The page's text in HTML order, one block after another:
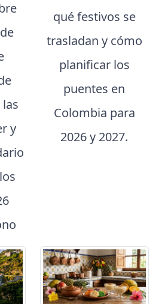
y
qué festivos se
trasladan y cómo
planificar los
puentes en
Colombia para
2026 y 2027.